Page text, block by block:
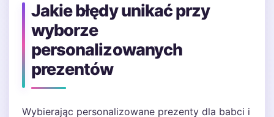
Jakie błędy unikać przy
wyborze
personalizowanych
prezentów
Wybierając personalizowane prezenty dla babci i